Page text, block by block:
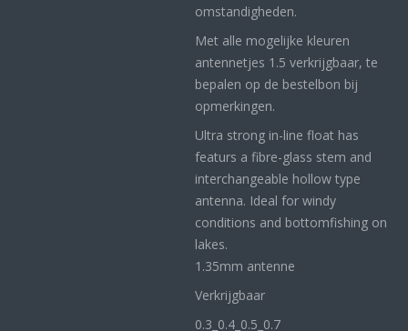
omstandigheden.
Met alle mogelijke kleuren
antennetjes 1.5 verkrijgbaar, te
bepalen op de bestelbon bij
opmerkingen.
Ultra strong in-line float has
featurs a fibre-glass stem and
interchangeable hollow type
antenna. Ideal for windy
conditions and bottomfishing on
lakes.
1.35mm antenne
Verkrijgbaar
0.3_ 0.4_ 0.5_0.7